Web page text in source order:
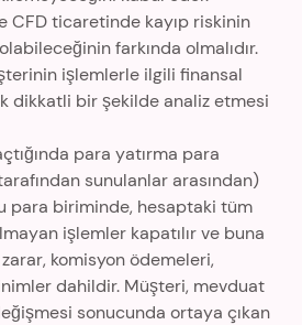
CFD ticaretinde kayıp riskinin
farkında olmalıdır.
işlemlerle ilgili finansal
dikkatli bir şekilde analiz etmesi
para yatırma para
sunulanlar arasından)
para biriminde, hesaptaki tüm
işlemler kapatılır ve buna
komisyon ödemeleri,
dahildir. Müşteri, mevduat
sonucunda ortaya çıkan